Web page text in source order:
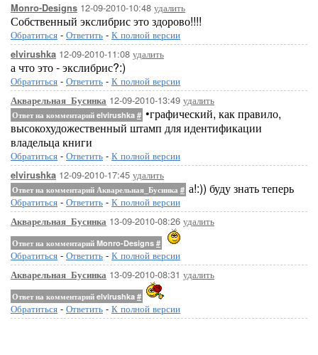
Monro-Designs 12-09-2010-10:48 удалить
Собственный экслибрис это здорово!!!!
Обратиться - Ответить - К полной версии
elvirushka 12-09-2010-11:08 удалить
а что это - экслибрис?:)
Обратиться - Ответить - К полной версии
Акварельная_Бусинка 12-09-2010-13:49 удалить
Ответ на комментарий elvirushka # •графический, как правило,
высокохудожественный штамп для идентификации
владельца книги
Обратиться - Ответить - К полной версии
elvirushka 12-09-2010-17:45 удалить
Ответ на комментарий Акварельная_Бусинка # а!:)) буду знать теперь
Обратиться - Ответить - К полной версии
Акварельная_Бусинка 13-09-2010-08:26 удалить
Ответ на комментарий Monro-Designs #
Обратиться - Ответить - К полной версии
Акварельная_Бусинка 13-09-2010-08:31 удалить
Ответ на комментарий elvirushka #
Обратиться - Ответить - К полной версии